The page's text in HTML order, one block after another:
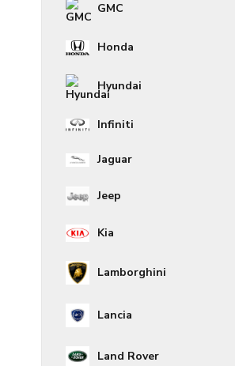
GMC
Honda
Hyundai
Infiniti
Jaguar
Jeep
Kia
Lamborghini
Lancia
Land Rover